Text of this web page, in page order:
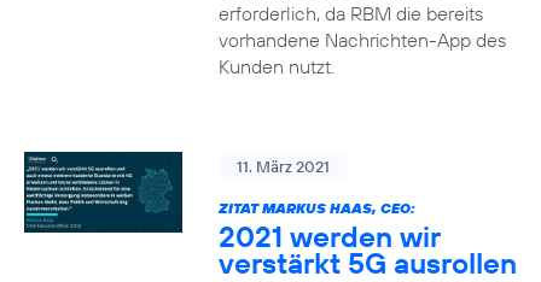
erforderlich, da RBM die bereits
vorhandene Nachrichten-App des
Kunden nutzt.
11. März 2021
ZITAT MARKUS HAAS, CEO:
2021 werden wir
verstärkt 5G ausrollen